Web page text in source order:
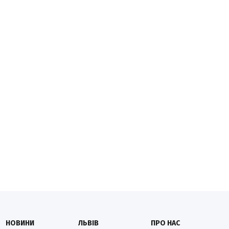
НОВИНИ ЛЬВІВ ПРО НАС